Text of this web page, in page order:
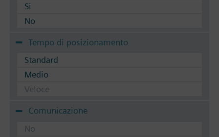
Si
No
Tempo di posizionamento
Standard
Medio
Veloce
Comunicazione
No